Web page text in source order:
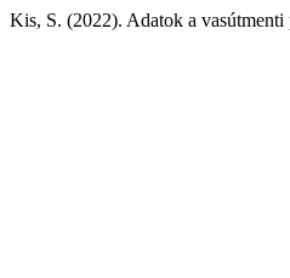
Kis, S. (2022). Adatok a